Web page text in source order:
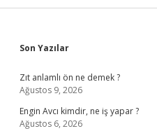
Sidebar
Son Yazılar
Zıt anlamlı ön ne demek ?
Ağustos 9, 2026
Engin Avcı kimdir, ne iş yapar ?
Ağustos 6, 2026